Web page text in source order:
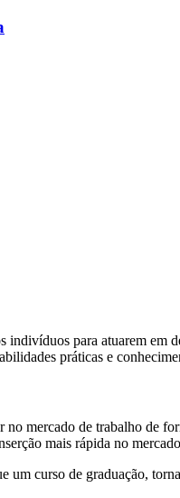
para atuarem em
práticas e
mercado de trabalho de
mais rápida no
curso de graduação,